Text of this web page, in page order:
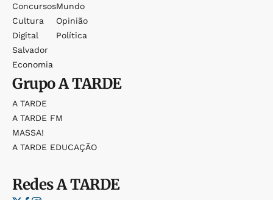
Concursos
Cultura
Digital
Salvador
Economia
Mundo
Opinião
Política
GrupoA TARDE
A TARDE
A TARDE FM
MASSA!
A TARDE EDUCAÇÃO
RedesA TARDE